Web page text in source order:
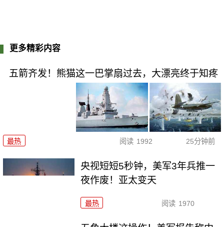
更多精彩内容
五箭齐发！熊猫这一巴掌扇过去，大漂亮终于知疼
最热 阅读 1992 25分钟前
央视短短5秒钟，美军3年兵推一
夜作废！亚太变天
最热 阅读 1970